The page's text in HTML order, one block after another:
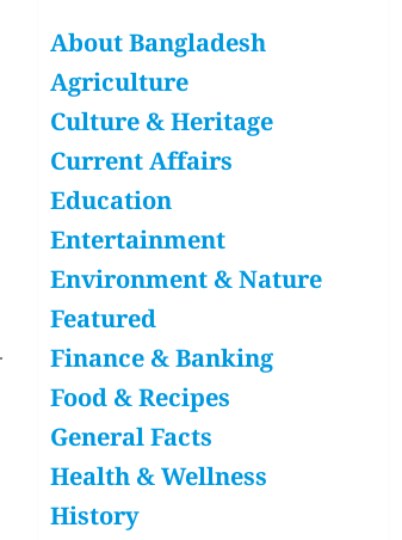
About Bangladesh
Agriculture
Culture & Heritage
Current Affairs
Education
Entertainment
Environment & Nature
Featured
Finance & Banking
Food & Recipes
General Facts
Health & Wellness
History